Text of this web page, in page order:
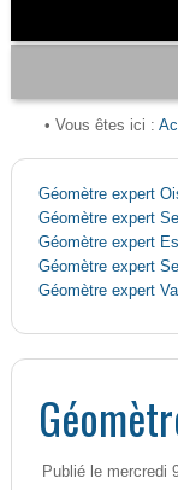
• Vous êtes ici :
Géomètre expert
Géomètre expert
Géomètre expert
Géomètre expert
Géomètre expert
Publié le mercredi